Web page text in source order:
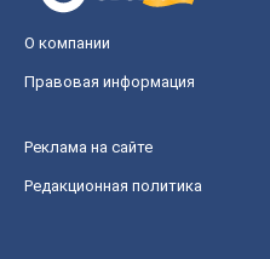
О компании
Правовая информация
Реклама на сайте
Редакционная политика